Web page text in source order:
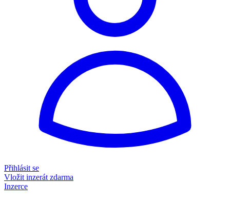
Přihlásit se
Vložit inzerát zdarma
Inzerce